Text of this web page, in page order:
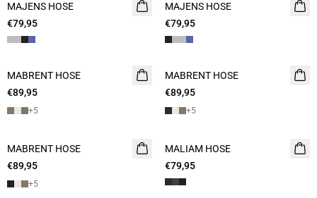
MAJENS HOSE
€79,95
MAJENS HOSE
€79,95
2 FOR 130
MABRENT HOSE
€89,95
+5
2 FOR 130
MABRENT HOSE
€89,95
+5
2 FOR 130
MABRENT HOSE
€89,95
+5
MALIAM HOSE
€79,95